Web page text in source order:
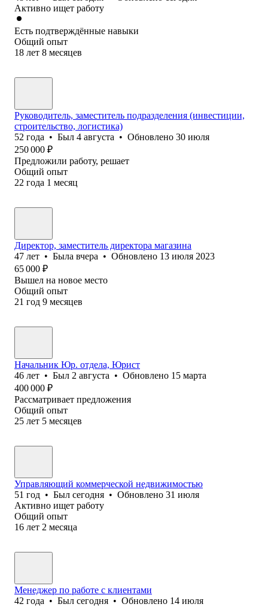
Активно ищет работу
Есть подтверждённые навыки
Общий опыт
18 лет 8 месяцев
Руководитель, заместитель подразделения (инвестиции,
строительство, логистика)
52 года • Был 4 августа • Обновлено 30 июля
250 000 ₽
Предложили работу, решает
Общий опыт
22 года 1 месяц
Директор, заместитель директора магазина
47 лет • Была вчера • Обновлено 13 июля 2023
65 000 ₽
Вышел на новое место
Общий опыт
21 год 9 месяцев
Начальник Юр. отдела, Юрист
46 лет • Был 2 августа • Обновлено 15 марта
400 000 ₽
Рассматривает предложения
Общий опыт
25 лет 5 месяцев
Управляющий коммерческой недвижимостью
51 год • Был сегодня • Обновлено 31 июля
Активно ищет работу
Общий опыт
16 лет 2 месяца
Менеджер по работе с клиентами
42 года • Был сегодня • Обновлено 14 июля